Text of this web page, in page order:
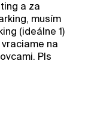
a za
musím
(ideálne 1)
na
Pls